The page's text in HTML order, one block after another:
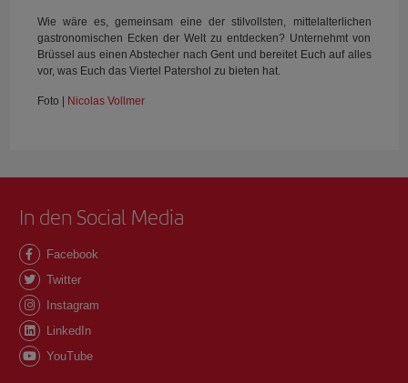
Wie wäre es, gemeinsam eine der stilvollsten, mittelalterlichen
gastronomischen Ecken der Welt zu entdecken? Unternehmt von
Brüssel aus einen Abstecher nach Gent und bereitet Euch auf alles
vor, was Euch das Viertel Patershol zu bieten hat.
Foto | Nicolas Vollmer
In den Social Media
Facebook
Twitter
Instagram
LinkedIn
YouTube